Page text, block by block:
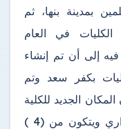
بمدينة بنها، ثم
في العام
فيه إلى أن تم إنشاء
بكفر سعد وتم
(2013)؛ ويتكون المكان الجديد للكلية
من عدد (2) مبنى الأول المبنى الإداري ويتكون من (4 )